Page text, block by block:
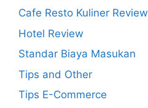
Cafe Resto Kuliner Review
Hotel Review
Standar Biaya Masukan
Tips and Other
Tips E-Commerce